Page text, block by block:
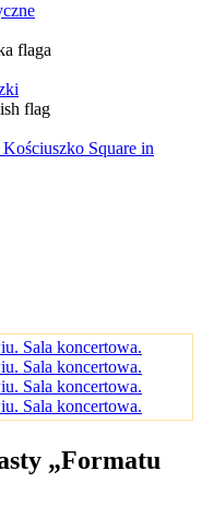
Square in
„Formatu